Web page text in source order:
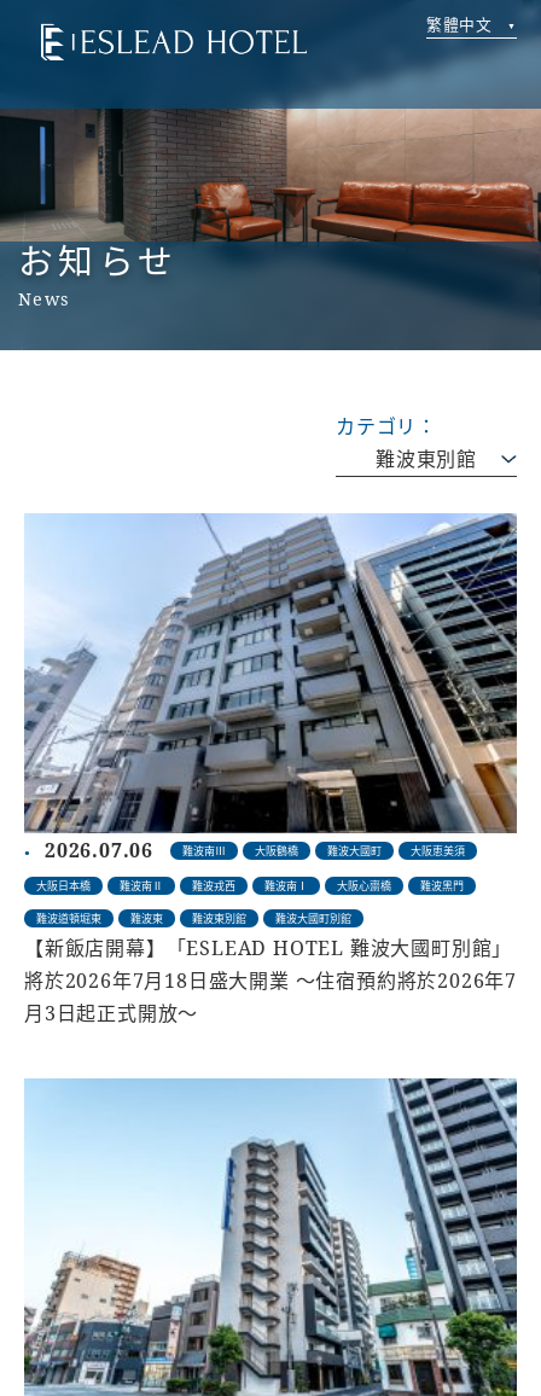
繁體中文
お知らせ
News
カテゴリ：
難波東別館
2026.07.06 難波南Ⅲ 大阪鶴橋 難波大國町 大阪恵美須
大阪日本橋 難波南Ⅱ 難波戎西 難波南Ⅰ 大阪心齋橋 難波黑門
難波道頓堀東 難波東 難波東別館 難波大國町別館
【新飯店開幕】「ESLEAD HOTEL 難波大國町別館」
將於2026年7月18日盛大開業 ～住宿預約將於2026年7
月3日起正式開放～